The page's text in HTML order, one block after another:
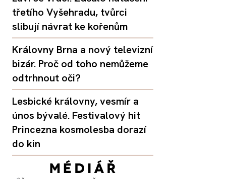
třetího Vyšehradu, tvůrci
slibují návrat ke kořenům
Královny Brna a nový televizní
bizár. Proč od toho nemůžeme
odtrhnout oči?
Lesbické královny, vesmír a
únos bývalé. Festivalový hit
Princezna kosmolesba dorazí
do kin